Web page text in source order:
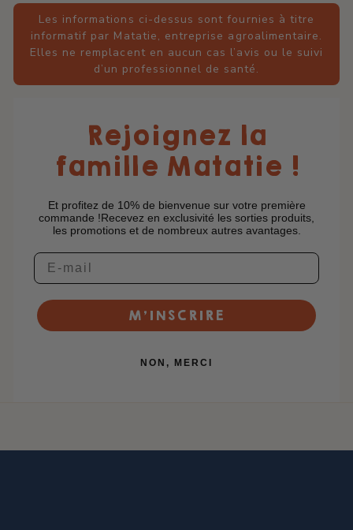
Les informations ci-dessus sont fournies à titre
informatif par Matatie, entreprise agroalimentaire.
Elles ne remplacent en aucun cas l’avis ou le suivi
d’un professionnel de santé.
Rejoignez la
famille Matatie !
Et profitez de 10% de bienvenue sur votre première
commande !Recevez en exclusivité les sorties produits,
les promotions et de nombreux autres avantages.
M’INSCRIRE
NON, MERCI